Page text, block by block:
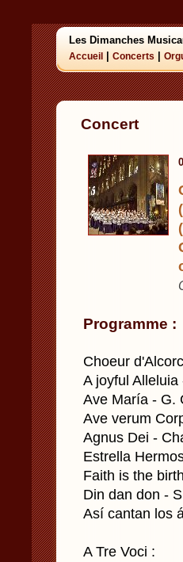
Les Dimanches
Accueil Concerts
Concert
Programme :
Choeur
A joyful Alleluia
Ave María - G.
Ave verum
Agnus Dei -
Estrella
Faith is the
Din dan don -
Así cantan los
A Tre Voci :